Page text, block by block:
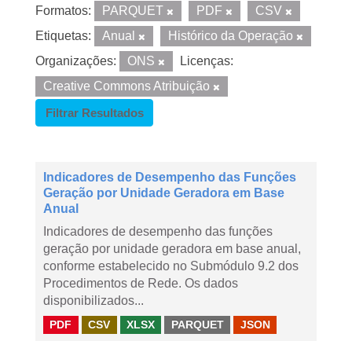
Formatos: PARQUET PDF
CSV
Etiquetas:
Anual
Histórico da Operação
Organizações:
ONS
Licenças:
Creative Commons Atribuição
Filtrar Resultados
Indicadores de Desempenho das Funções
Geração por Unidade Geradora em Base
Anual
Indicadores de desempenho das funções
geração por unidade geradora em base anual,
conforme estabelecido no Submódulo 9.2 dos
Procedimentos de Rede. Os dados
disponibilizados...
PDF CSV XLSX PARQUET JSON